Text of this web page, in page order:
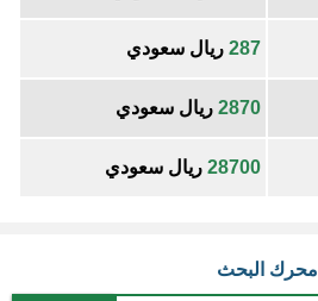
287 ريال سعودي
2870 ريال سعودي
28700 ريال سعودي
محرك البحث